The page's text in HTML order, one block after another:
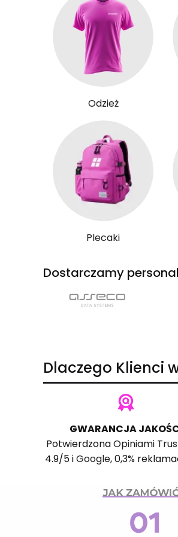
Odzież
Plecaki
Dostarczamy
Dlaczego Klienci
GWARANCJA
PotwierdzonaOpiniami
4.9/5 iGoogle, 0,3%